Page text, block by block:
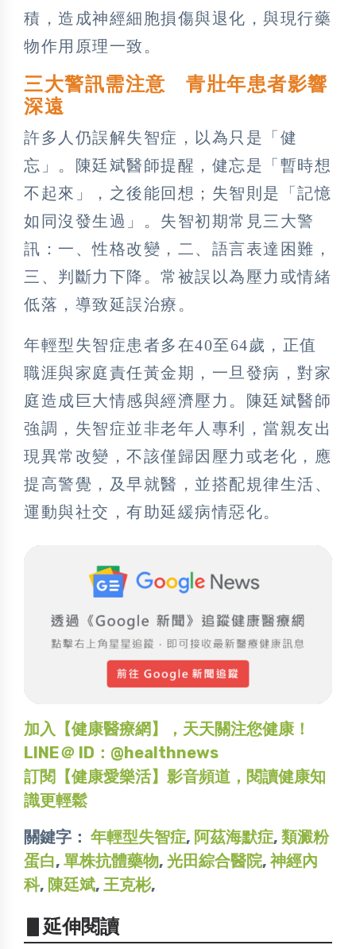
積，造成神經細胞損傷與退化，與現行藥
物作用原理一致。
三大警訊需注意 青壯年患者影響
深遠
許多人仍誤解失智症，以為只是「健
忘」。陳廷斌醫師提醒，健忘是「暫時想
不起來」，之後能回想；失智則是「記憶
如同沒發生過」。失智初期常見三大警
訊：一、性格改變，二、語言表達困難，
三、判斷力下降。常被誤以為壓力或情緒
低落，導致延誤治療。
年輕型失智症患者多在40至64歲，正值
職涯與家庭責任黃金期，一旦發病，對家
庭造成巨大情感與經濟壓力。陳廷斌醫師
強調，失智症並非老年人專利，當親友出
現異常改變，不該僅歸因壓力或老化，應
提高警覺，及早就醫，並搭配規律生活、
運動與社交，有助延緩病情惡化。
加入【健康醫療網】，天天關注您健康！
LINE＠ ID：@healthnews
訂閱【健康愛樂活】影音頻道，閱讀健康知
識更輕鬆
關鍵字： 年輕型失智症, 阿茲海默症, 類澱粉
蛋白, 單株抗體藥物, 光田綜合醫院,神經內
科, 陳廷斌, 王克彬,
▋延伸閱讀